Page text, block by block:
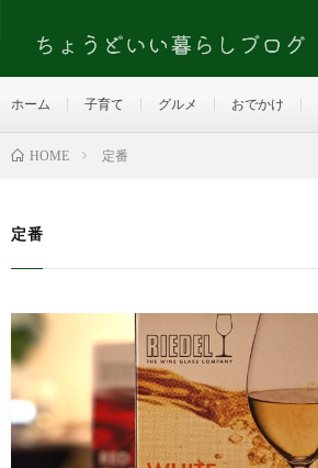
ホーム 子育て グルメ おでかけ
HOME 定番
定番